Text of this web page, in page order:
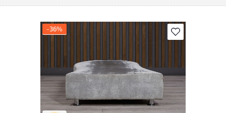
В избранное
-36%
Товар может иметь незначительные
повреждения и/или следы эксплуатации,
не влияющие на удобство его
использования